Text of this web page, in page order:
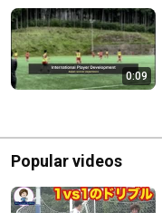
0:09
Popular videos